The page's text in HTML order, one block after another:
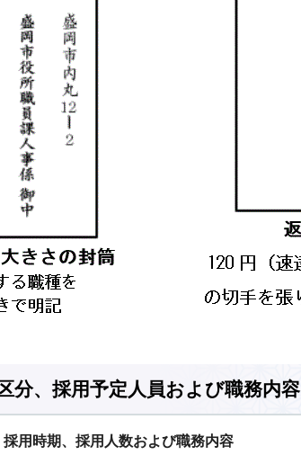
分、採用予定人員および職務内容
用時期、採用人数および職務内容